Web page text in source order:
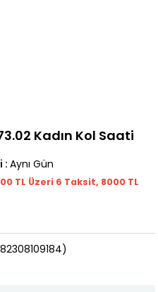
Kadın Kol Saati
: Aynı Gün
TL Üzeri 6 Taksit, 8000 TL